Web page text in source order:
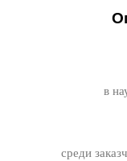
в
среди